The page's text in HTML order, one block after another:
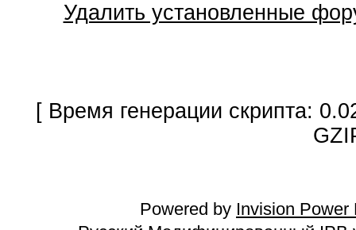
Удалить установленные
[ Время генерации скрипта:
Powered by Invision Power